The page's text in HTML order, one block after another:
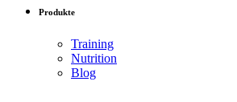
Produkte
Training
Nutrition
Blog